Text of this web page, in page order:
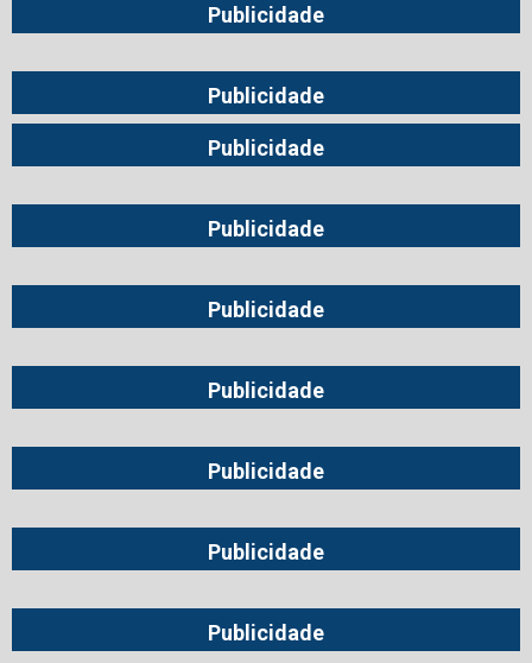
Publicidade
Publicidade
Publicidade
Publicidade
Publicidade
Publicidade
Publicidade
Publicidade
Publicidade